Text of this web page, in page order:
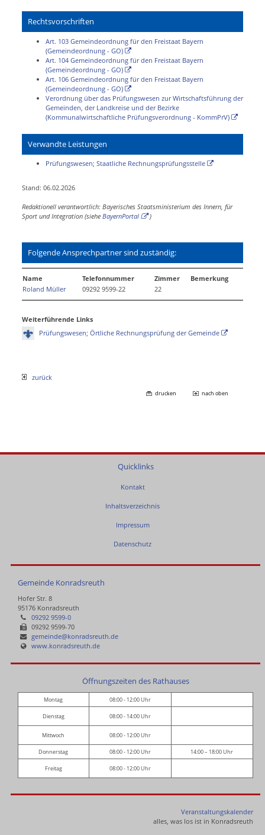
Rechtsvorschriften
Art. 103 Gemeindeordnung für den Freistaat Bayern
(Gemeindeordnung - GO)
Art. 104 Gemeindeordnung für den Freistaat Bayern
(Gemeindeordnung - GO)
Art. 106 Gemeindeordnung für den Freistaat Bayern
(Gemeindeordnung - GO)
Verordnung über das Prüfungswesen zur Wirtschaftsführung der
Gemeinden, der Landkreise und der Bezirke
(Kommunalwirtschaftliche Prüfungsverordnung - KommPrV)
Verwandte Leistungen
Prüfungswesen; Staatliche Rechnungsprüfungsstelle
Stand: 06.02.2026
Redaktionell verantwortlich: Bayerisches Staatsministerium des Innern, für
Sport und Integration (siehe BayernPortal )
Folgende Ansprechpartner sind zuständig:
Name Telefonnummer Zimmer
Bemerkung
Roland Müller
09292 9599-22 22
Weiterführende Links
Prüfungswesen; Örtliche Rechnungsprüfung der Gemeinde
zurück
drucken nach oben
Quicklinks
Kontakt
Inhaltsverzeichnis
Impressum
Datenschutz
Gemeinde Konradsreuth
Hofer Str. 8
95176 Konradsreuth
09292 9599-0
09292 9599-70
gemeinde@konradsreuth.de
www.konradsreuth.de
Öffnungszeiten des Rathauses
Montag 08:00 - 12:00 Uhr
Dienstag 08:00 - 14:00 Uhr
Mittwoch 08:00 - 12:00 Uhr
Donnerstag 08:00 - 12:00 Uhr 14:00 – 18:00 Uhr
Freitag 08:00 - 12:00 Uhr
Veranstaltungskalender
alles, was los ist in Konradsreuth